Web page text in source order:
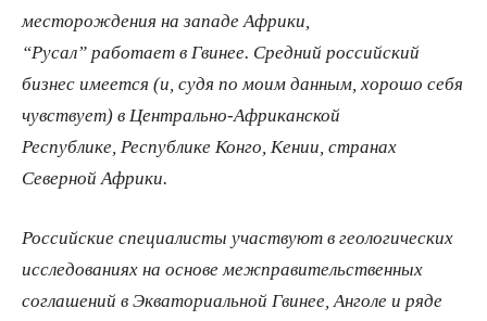
месторождения на западе Африки,
“Русал” работает в Гвинее. Средний российский
бизнес имеется (и, судя по моим данным, хорошо себя
чувствует) в Центрально-Африканской
Республике, Республике Конго, Кении, странах
Северной Африки.
Российские специалисты участвуют в геологических
исследованиях на основе межправительственных
соглашений в Экваториальной Гвинее, Анголе и ряде